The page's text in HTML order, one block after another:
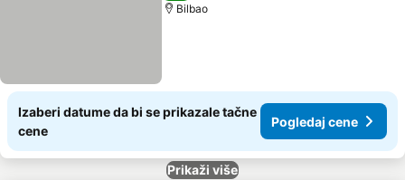
Bilbao
Izaberi datume da bi se prikazale tačne
cene
Pogledaj cene
Prikaži više